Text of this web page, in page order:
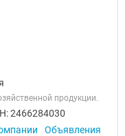
продукции.
2466284030
Объявления